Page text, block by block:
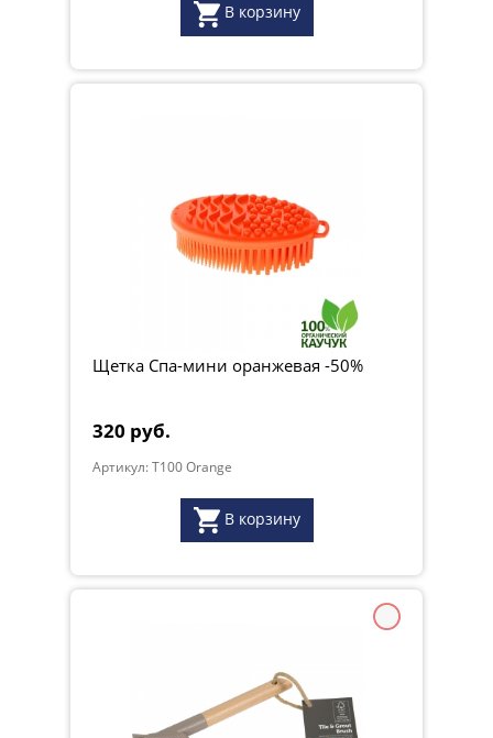
В корзину
Щетка Спа-мини оранжевая -50%
320 руб.
Артикул: T100 Orange
В корзину